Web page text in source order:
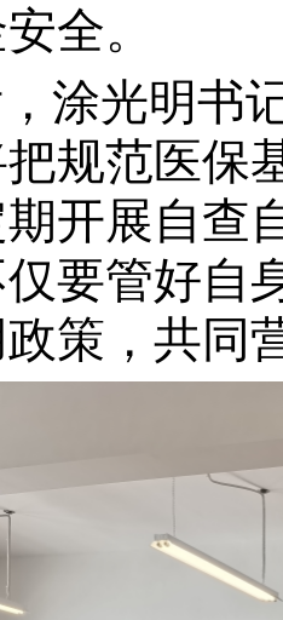
全。
涂光明书
规范医保
开展自查
要管好自
策，共同